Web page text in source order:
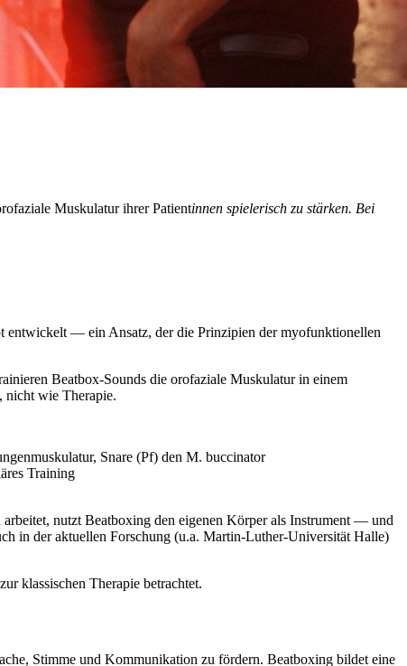
Muskulatur ihrer Patientinnen spielerisch zu stärken. Bei
entwickelt — ein Ansatz, der die Prinzipien der myofunktionellen
Beatbox-Sounds die orofaziale Muskulatur in einem
nicht wie Therapie.
Snare (Pf) den M. buccinator
Training
arbeitet, nutzt Beatboxing den eigenen Körper als Instrument — und
in der aktuellen Forschung (u.a. Martin-Luther-Universität Halle)
klassischen Therapie betrachtet.
Stimme und Kommunikation zu fördern. Beatboxing bildet eine